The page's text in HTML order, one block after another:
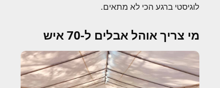
לוגיסטי ברגע הכי לא מתאים.
מי צריך אוהל אבלים ל-70 איש